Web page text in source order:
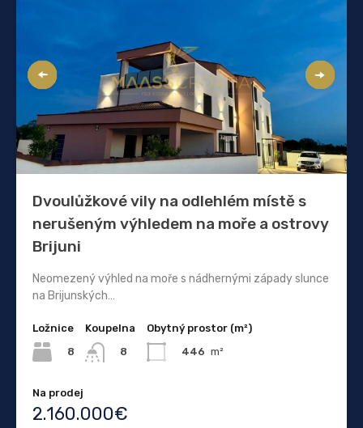
Dvoulůžkové vily na odlehlém místě s
nerušeným výhledem na moře a ostrovy
Brijuni
Neomezený výhled na moře s nádhernými západy slunce
na Brijunských…
Ložnice
8
Koupelna
8
Obytný prostor (m²)
446 m²
Na prodej
2.160.000€